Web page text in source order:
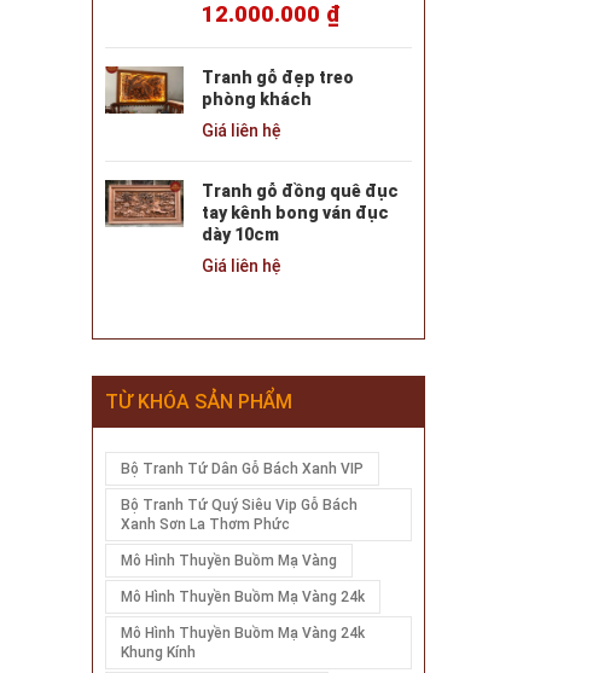
12.000.000 ₫
Tranh gỗ đẹp treo
phòng khách
Giá liên hệ
Tranh gỗ đồng quê đục
tay kênh bong ván đục
dày 10cm
Giá liên hệ
TỪ KHÓA SẢN PHẨM
Bộ Tranh Tứ Dân Gỗ Bách Xanh VIP
Bộ Tranh Tứ Quý Siêu Vip Gỗ Bách
Xanh Sơn La Thơm Phức
Mô Hình Thuyền Buồm Mạ Vàng
Mô Hình Thuyền Buồm Mạ Vàng 24k
Mô Hình Thuyền Buồm Mạ Vàng 24k
Khung Kính